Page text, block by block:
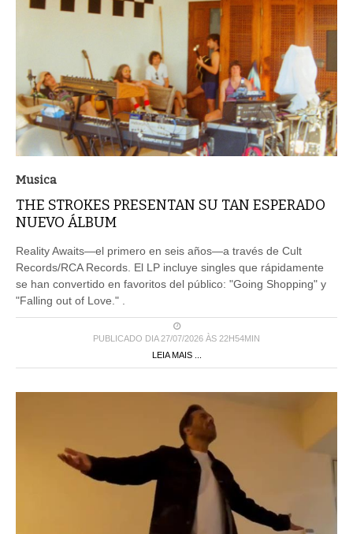
Musica
THE STROKES PRESENTAN SU TAN ESPERADO
NUEVO ÁLBUM
Reality Awaits—el primero en seis años—a través de Cult
Records/RCA Records. El LP incluye singles que rápidamente
se han convertido en favoritos del público: "Going Shopping" y
"Falling out of Love." .
PUBLICADO DIA 27/07/2026 ÀS 22H54MIN
LEIA MAIS ...